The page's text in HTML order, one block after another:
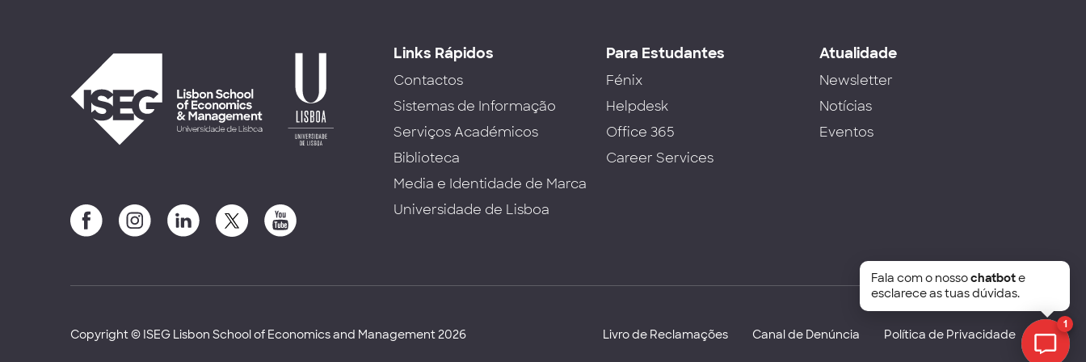
Links Rápidos
Contactos
Sistemas de Informação
Serviços Académicos
Biblioteca
Media e Identidade de Marca
Universidade de Lisboa
Para Estudantes
Fénix
Helpdesk
Office 365
Career Services
Atualidade
Newsletter
Notícias
Eventos
Copyright © ISEG Lisbon School of Economics and Management 2026 Livro de Reclamações Canal de Denúncia Política de Privacidade
1
Fala com o nossochatbote
esclarece as tuas dúvidas.